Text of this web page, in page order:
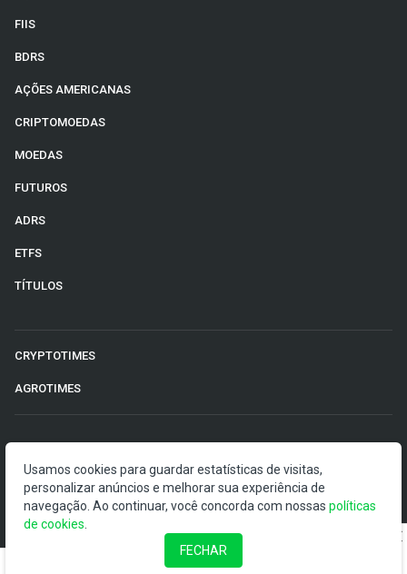
FIIS
BDRS
AÇÕES AMERICANAS
CRIPTOMOEDAS
MOEDAS
FUTUROS
ADRS
ETFS
TÍTULOS
CRYPTOTIMES
AGROTIMES
O Money Times publica matérias de cunho jornalístico, que
visam a democratização da informação. Nossas
publicações devem ser compreendidas como boletins
anunciadores e divulgadores, e não como uma
Usamos cookies para guardar estatísticas de visitas,
personalizar anúncios e melhorar sua experiência de
navegação. Ao continuar, você concorda com nossas políticas
de cookies
FECHAR